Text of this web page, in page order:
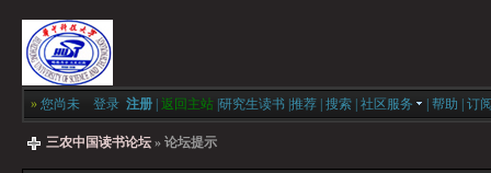
» 您尚未 登录 注册 返回主站 研究生读书 推荐 搜索 社区服务 帮助 订
三农中国读书论坛 » 论坛提示